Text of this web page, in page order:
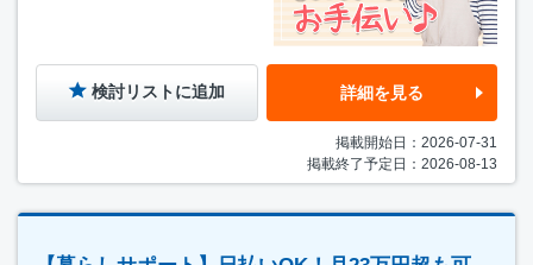
検討リストに追加 詳細を見る
掲載開始日：2026-07-31
掲載終了予定日：2026-08-13